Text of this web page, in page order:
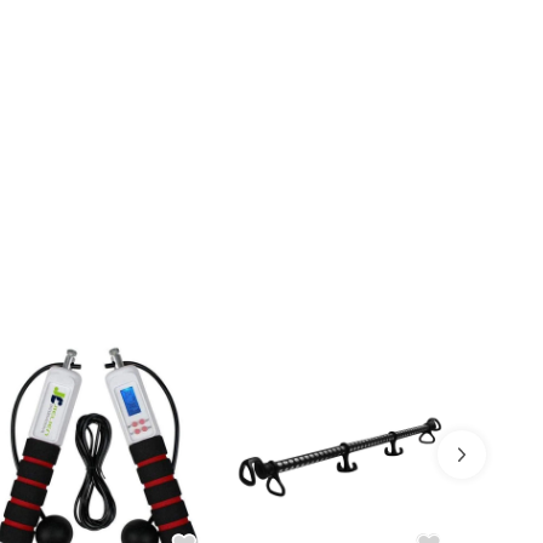
、天氣與人為…等各方面不可預期之變數